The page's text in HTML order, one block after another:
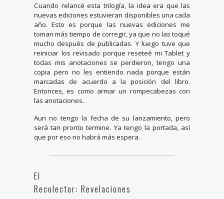
Cuando relancé esta trilogía, la idea era que las
nuevas ediciones estuvieran disponibles una cada
año. Esto es porque las nuevas ediciones me
toman más tiempo de corregir, ya que no las toqué
mucho después de publicadas. Y luego tuve que
reiniciar los revisado porque reseteé mi Tablet y
todas mis anotaciones se perdieron, tengo una
copia pero no les entiendo nada porque están
marcadas de acuerdo a la posición del libro.
Entonces, es como armar un rompecabezas con
las anotaciones.
Aun no tengo la fecha de su lanzamiento, pero
será tan pronto termine. Ya tengo la portada, así
que por eso no habrá más espera.
El
Recolector: Revelaciones